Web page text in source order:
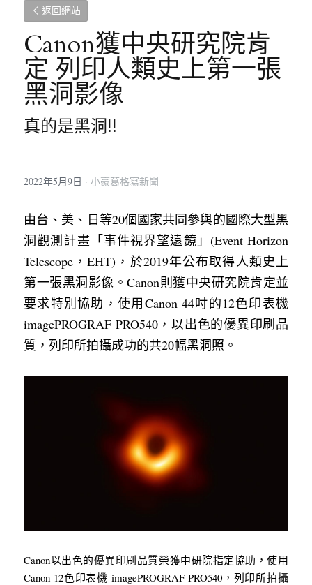
返回網站
Canon獲中央研究院肯
定 列印人類史上第一張
黑洞影像
真的是黑洞!!
2022年5月9日 · 小豪葛格寫新聞
由台、美、日等20個國家共同參與的國際大型黑
洞觀測計畫「事件視界望遠鏡」(Event Horizon
Telescope，EHT)，於2019年公布取得人類史上
第一張黑洞影像。Canon則獲中央研究院肯定並
要求特別協助，使用Canon 44吋的12色印表機
imagePROGRAF PRO540，以出色的優異印刷品
質，列印所拍攝成功的共20幅黑洞照。
Canon以出色的優異印刷品質榮獲中研院指定協助，使用
Canon 12色印表機 imagePROGRAF PRO540，列印所拍攝